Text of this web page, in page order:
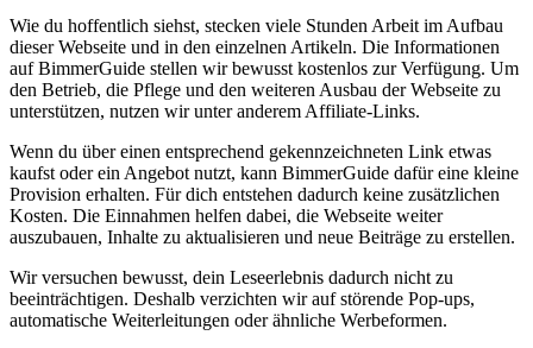
Wie du hoffentlich siehst, stecken viele Stunden Arbeit im Aufbau
dieser Webseite und in den einzelnen Artikeln. Die Informationen
auf BimmerGuide stellen wir bewusst kostenlos zur Verfügung. Um
den Betrieb, die Pflege und den weiteren Ausbau der Webseite zu
unterstützen, nutzen wir unter anderem Affiliate-Links.
Wenn du über einen entsprechend gekennzeichneten Link etwas
kaufst oder ein Angebot nutzt, kann BimmerGuide dafür eine kleine
Provision erhalten. Für dich entstehen dadurch keine zusätzlichen
Kosten. Die Einnahmen helfen dabei, die Webseite weiter
auszubauen, Inhalte zu aktualisieren und neue Beiträge zu erstellen.
Wir versuchen bewusst, dein Leseerlebnis dadurch nicht zu
beeinträchtigen. Deshalb verzichten wir auf störende Pop-ups,
automatische Weiterleitungen oder ähnliche Werbeformen.